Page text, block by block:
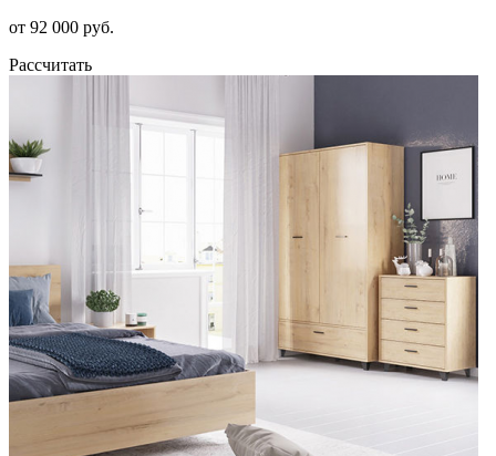
от 92 000 руб.
Рассчитать